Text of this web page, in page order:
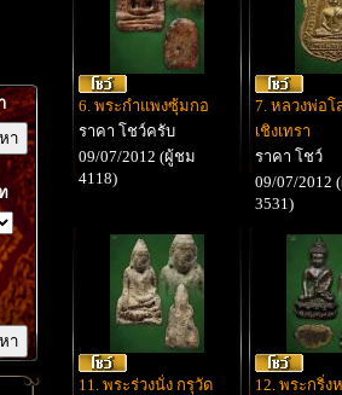
6. พระกำแพงซุ้มกอ
ราคา โชว์ครับ
09/07/2012 (ผู้ชม
4118)
7. หลวงพ่อโ
เชิงเทรา
ราคา โชว์
09/07/2012
3531)
11. พระร่วงนั่ง กรุวัด
12. พระกริ่ง